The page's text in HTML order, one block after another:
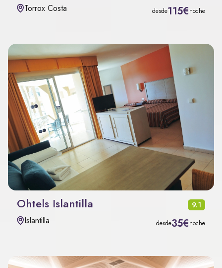
Torrox Costa desde115€noche
Ohtels Islantilla 9.1
Islantilla desde35€noche